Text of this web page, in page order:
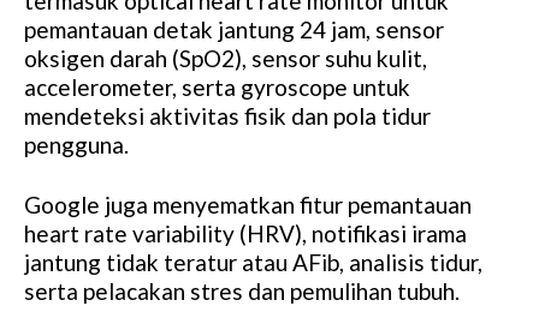
pemantauan detak jantung 24 jam, sensor
oksigen darah (SpO2), sensor suhu kulit,
accelerometer, serta gyroscope untuk
mendeteksi aktivitas fisik dan pola tidur
pengguna.
Google juga menyematkan fitur pemantauan
heart rate variability (HRV), notifikasi irama
jantung tidak teratur atau AFib, analisis tidur,
serta pelacakan stres dan pemulihan tubuh.